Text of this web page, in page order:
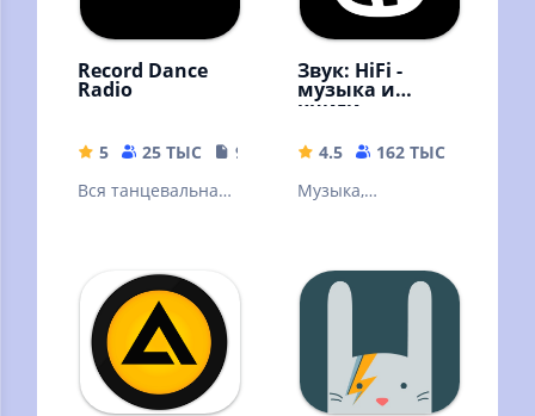
Record Dance
Radio
5 25 ТЫС
9.39 MB
Вся танцевальная
Звук: HiFi -
музыка и
книги
4.5 162 ТЫС
Музыка,
интернета!
Скачивайте песни